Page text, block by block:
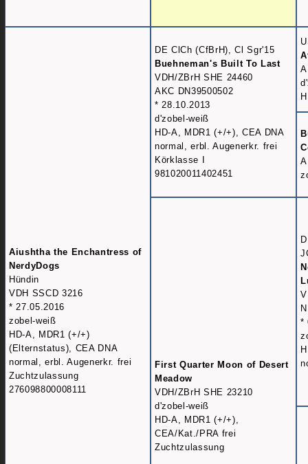
Aiushtha the Enchantress of
NerdyDogs
Hündin
VDH SSCD 3216
* 27.05.2016
zobel-weiß
HD-A, MDR1 (+/+)
(Elternstatus), CEA DNA
normal, erbl. Augenerkr. frei
Zuchtzulassung
276098800008111
DE ClCh (CfBrH), Cl Sgr'15
Buehneman's Built To Last
VDH/ZBrH SHE 24460
AKC DN39500502
* 28.10.2013
d'zobel-weiß
HD-A, MDR1 (+/+), CEA DNA
normal, erbl. Augenerkr. frei
Körklasse I
981020011402451
First Quarter Moon of Desert
Meadow
VDH/ZBrH SHE 23210
d'zobel-weiß
HD-A, MDR1 (+/+),
CEA/Kat./PRA frei
Zuchtzulassung
*